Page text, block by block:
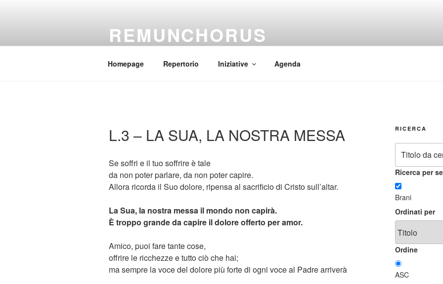
REMUNCHORUS
Homepage Repertorio Iniziative Agenda
L.3 – LA SUA, LA NOSTRA MESSA
Se soffri e il tuo soffrire è tale
da non poter parlare, da non poter capire.
Allora ricorda il Suo dolore, ripensa al sacrificio di Cristo sull’altar.
La Sua, la nostra messa il mondo non capirà.
È troppo grande da capire il dolore offerto per amor.
Amico, puoi fare tante cose,
offrire le ricchezze e tutto ciò che hai;
ma sempre la voce del dolore più forte di ogni voce al Padre arriverà
RICERCA
Ricerca per
Brani
Ordinati per
Ordine
ASC